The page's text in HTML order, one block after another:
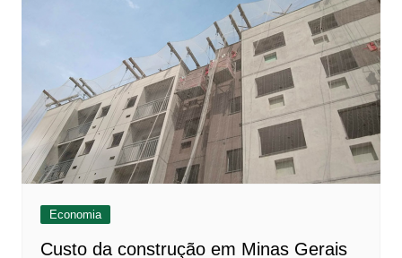
Economia
Custo da construção em Minas Gerais